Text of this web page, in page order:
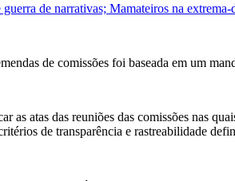
de narrativas; Mamateiros na extrema-
de comissões foi baseada em um
atas das reuniões das comissões nas
de transparência e rastreabilidade